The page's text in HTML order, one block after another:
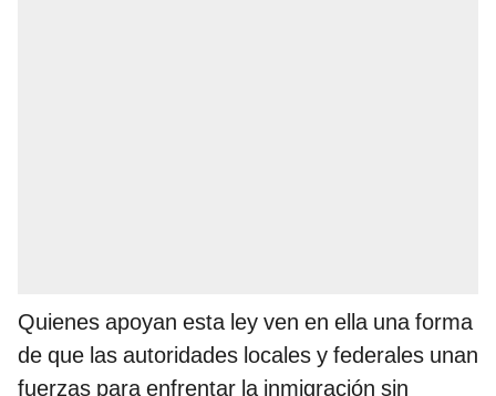
Quienes apoyan esta ley ven en ella una forma
de que las autoridades locales y federales unan
fuerzas para enfrentar la inmigración sin